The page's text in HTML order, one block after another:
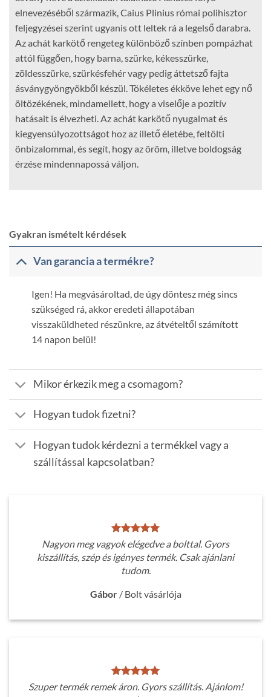
elnevezéséből származik, Caius Plinius római polihisztor
feljegyzései szerint ugyanis ott leltek rá a legelső darabra.
Az achát karkötő rengeteg különböző színben pompázhat
attól függően, hogy barna, szürke, kékesszürke,
zöldesszürke, szürkésfehér vagy pedig áttetsző fajta
ásványgyöngyökből készül. Tökéletes ékköve lehet egy nő
öltözékének, mindamellett, hogy a viselője a pozitív
hatásait is élvezheti. Az achát karkötő nyugalmat és
kiegyensúlyozottságot hoz az illető életébe, feltölti
önbizalommal, és segít, hogy az öröm, illetve boldogság
érzése mindennapossá váljon.
Gyakran ismételt kérdések
Van garancia a termékre?
Igen! Ha megvásároltad, de úgy döntesz még sincs
szükséged rá, akkor eredeti állapotában
visszaküldheted részünkre, az átvételtől számított
14 napon belül!
Mikor érkezik meg a csomagom?
Hogyan tudok fizetni?
Hogyan tudok kérdezni a termékkel vagy a
szállítással kapcsolatban?
Nagyon meg vagyok elégedve a bolttal. Gyors
kiszállítás, szép és igényes termék. Csak ajánlani
tudom.
Gábor / Bolt vásárlója
Szuper termék remek áron. Gyors szállítás. Ajánlom!